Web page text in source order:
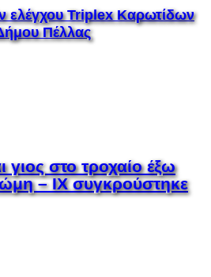
Triplex Kαρωτίδων
Πέλλας
γιος στο τροχαίο έξω
– ΙΧ συγκρούστηκε